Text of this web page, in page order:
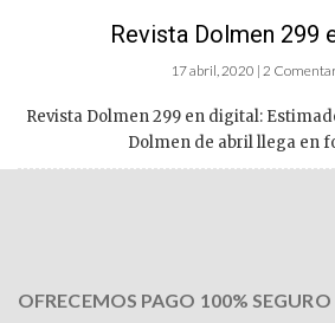
Revista Dolmen 299
17 abril, 2020 | 2
Revista Dolmen 299 en digital:
Dolmen de abril llega en
OFRECEMOS PAGO 100% SEGURO